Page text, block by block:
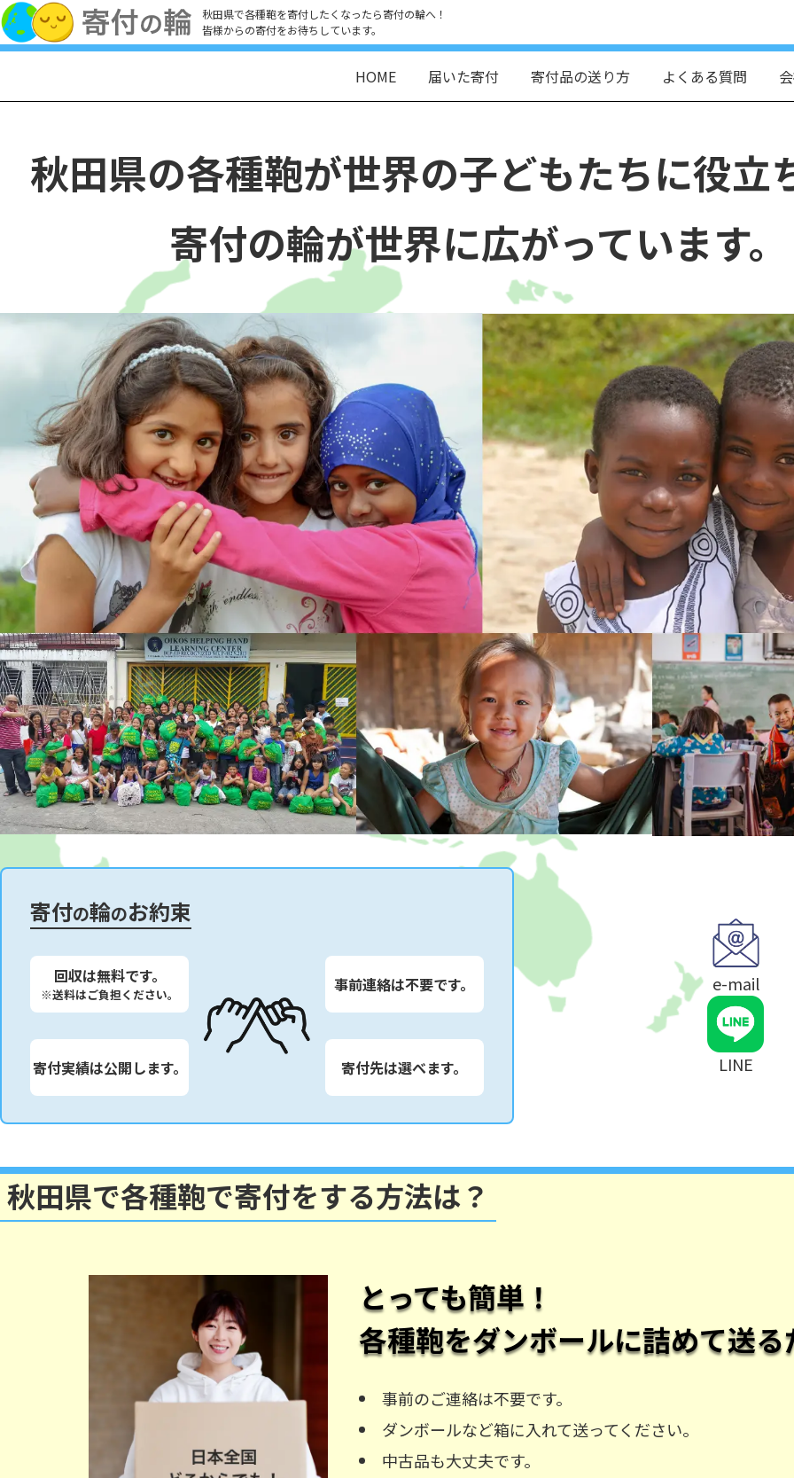
秋田県で各種鞄を寄付したくなったら寄付の輪へ！
皆様からの寄付をお待ちしています。
HOME 届いた寄付 寄付品の送り方 よくある質問
秋田県の各種鞄が世界の子どもたちに役立
寄付の輪が世界に広がっています。
寄付の輪のお約束
回収は無料です。
※送料はご負担ください。 事前連絡は不要です。
寄付実績は公開します。 寄付先は選べます。
e-mail
LINE
秋田県で各種鞄で寄付をする方法は？
とっても簡単！
各種鞄をダンボールに詰めて送る
事前のご連絡は不要です。
ダンボールなど箱に入れて送ってください。
中古品も大丈夫です。